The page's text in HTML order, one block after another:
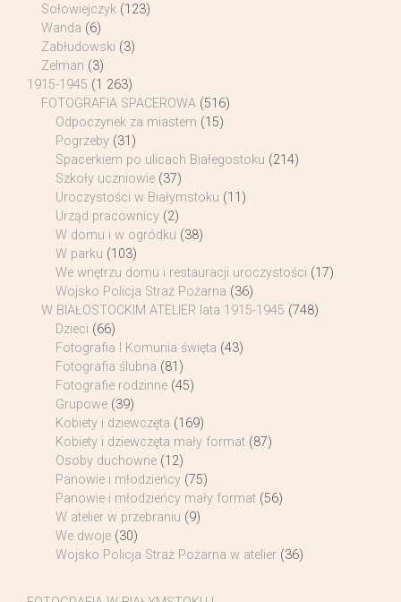
Sołowiejczyk (123)
Wanda (6)
Zabłudowski (3)
Zelman (3)
1915-1945 (1 263)
FOTOGRAFIA SPACEROWA (516)
Odpoczynek za miastem (15)
Pogrzeby (31)
Spacerkiem po ulicach Białegostoku (214)
Szkoły uczniowie (37)
Uroczystości w Białymstoku (11)
Urząd pracownicy (2)
W domu i w ogródku (38)
W parku (103)
We wnętrzu domu i restauracji uroczystości (17)
Wojsko Policja Straż Pożarna (36)
W BIAŁOSTOCKIM ATELIER lata 1915-1945 (748)
Dzieci (66)
Fotografia I Komunia święta (43)
Fotografia ślubna (81)
Fotografie rodzinne (45)
Grupowe (39)
Kobiety i dziewczęta (169)
Kobiety i dziewczęta mały format (87)
Osoby duchowne (12)
Panowie i młodzieńcy (75)
Panowie i młodzieńcy mały format (56)
W atelier w przebraniu (9)
We dwoje (30)
Wojsko Policja Straż Pożarna w atelier (36)